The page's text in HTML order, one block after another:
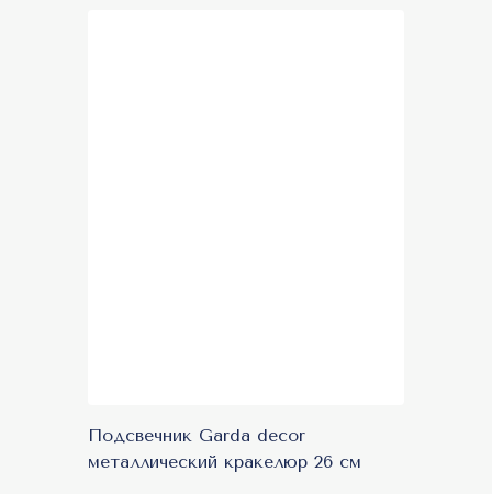
Подсвечник Garda decor
металлический кракелюр 26 см